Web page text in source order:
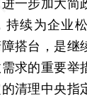
步加大简政
持续为企业
搭台，是继
求的重要举
清理中央指